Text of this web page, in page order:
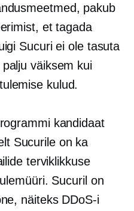
pakub
et tagada
Sucuri ei ole tasuta
väiksem kui
kulud.
kandidaat
Sucurile on ka
terviklikkuse
Sucuril on
näiteks DDoS-i